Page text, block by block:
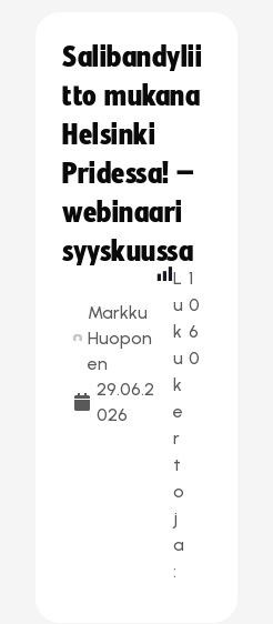
Salibandylii
tto mukana
Helsinki
Pridessa! –
webinaari
syyskuussa
Markku
Huopon
en
29.06.2
026
L
u
k
u
k
e
r
t
o
j
a
:
1
0
6
0